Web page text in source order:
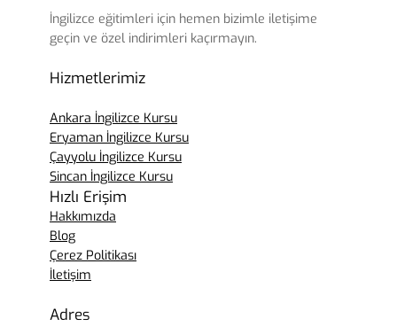
İngilizce eğitimleri için hemen bizimle iletişime
geçin ve özel indirimleri kaçırmayın.
Hizmetlerimiz
Ankara İngilizce Kursu
Eryaman İngilizce Kursu
Çayyolu İngilizce Kursu
Sincan İngilizce Kursu
Hızlı Erişim
Hakkımızda
Blog
Çerez Politikası
İletişim
Adres